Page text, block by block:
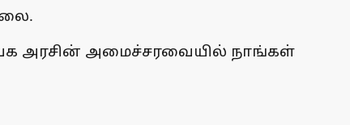
அரசின் அமைச்சரவையில் நாங்கள்